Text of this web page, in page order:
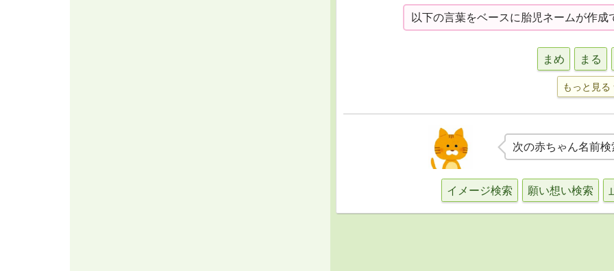
以下の言葉をベースに胎児ネームが作成
まめ まる
もっと見る
次の赤ちゃん名前
イメージ検索 願い想い検索